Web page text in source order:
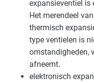
expansieventiel is
Het merendeel
thermisch
type ventielen is
omstandigheden,
afneemt.
elektronisch